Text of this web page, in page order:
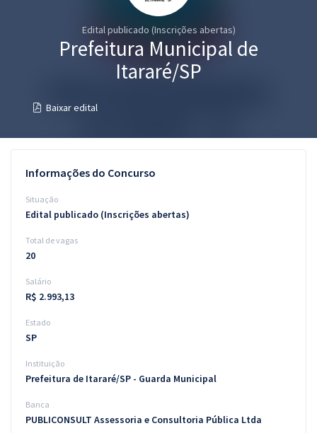
Questões grátis
Conteúdo gratuito
Aprovados
Atendimento
Edital publicado (Inscrições abertas)
Prefeitura Municipal de
Itararé/SP
Baixar edital
Informações do Concurso
Situação
Edital publicado (Inscrições abertas)
Total de vagas
20
Salário
R$ 2.993,13
Estado
SP
Instituição
Prefeitura de Itararé/SP - Guarda Municipal
Banca
PUBLICONSULT Assessoria e Consultoria Pública Ltda